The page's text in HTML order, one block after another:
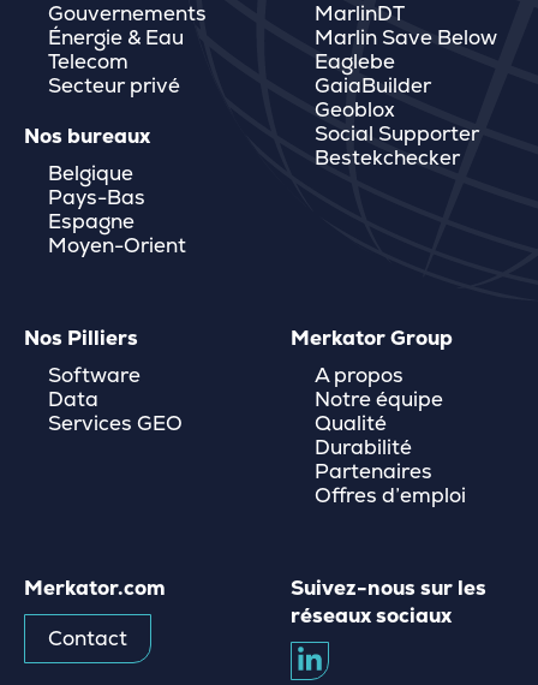
Suivez-nous sur les
réseaux sociaux
Gouvernements
Énergie & Eau
Telecom
Secteur privé
Nos bureaux
Belgique
Pays-Bas
Espagne
Moyen-Orient
MarlinDT
Marlin Save Below
Eaglebe
GaiaBuilder
Geoblox
Social Supporter
Bestekchecker
Nos Pilliers
Software
Data
Services GEO
Merkator Group
A propos
Notre équipe
Qualité
Durabilité
Partenaires
Offres d’emploi
Merkator.com
Contact